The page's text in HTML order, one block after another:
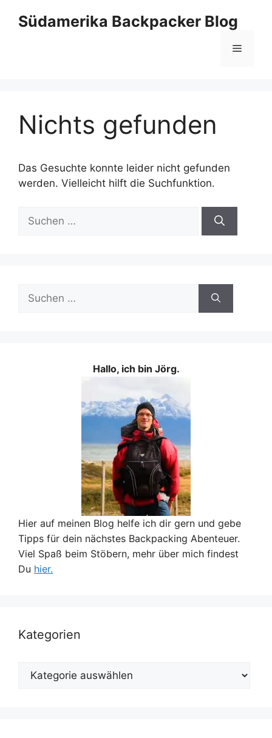
InhaltSüdamerika Backpacker Blog
Menü
Nichts gefunden
Das Gesuchte konnte leider nicht gefunden
werden. Vielleicht hilft die Suchfunktion.
nach:
nach:
Hallo, ich bin Jörg.
Hier auf meinen Blog helfe ich dir gern und gebe
Tipps für dein nächstes Backpacking Abenteuer.
Viel Spaß beim Stöbern, mehr über mich findest
Du hier.
Kategorien
Kategorien